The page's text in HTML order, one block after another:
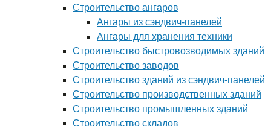
Строительство ангаров
Ангары из сэндвич-панелей
Ангары для хранения техники
Строительство быстровозводимых зданий
Строительство заводов
Строительство зданий из сэндвич-панелей
Строительство производственных зданий
Строительство промышленных зданий
Строительство складов